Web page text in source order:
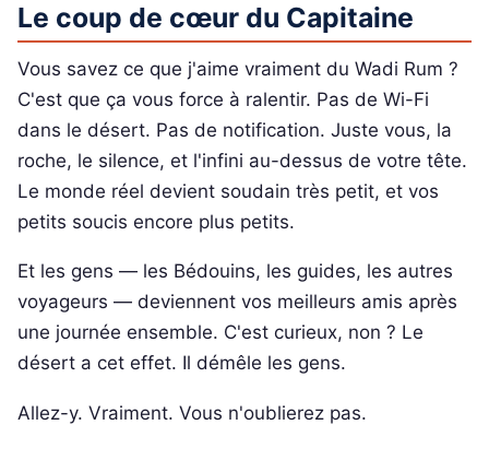
Le coup de cœur du Capitaine
Vous savez ce que j'aime vraiment du Wadi Rum ?
C'est que ça vous force à ralentir. Pas de Wi-Fi
dans le désert. Pas de notification. Juste vous, la
roche, le silence, et l'infini au-dessus de votre tête.
Le monde réel devient soudain très petit, et vos
petits soucis encore plus petits.
Et les gens — les Bédouins, les guides, les autres
voyageurs — deviennent vos meilleurs amis après
une journée ensemble. C'est curieux, non ? Le
désert a cet effet. Il démêle les gens.
Allez-y. Vraiment. Vous n'oublierez pas.